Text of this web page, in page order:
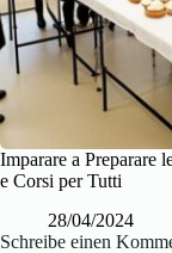
Imparare a Preparare
e Corsi per Tutti
28/04/2024
Schreibe einen